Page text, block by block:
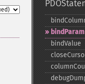
bindParam
bindValue